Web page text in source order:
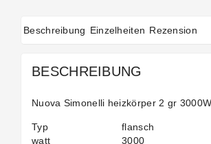
Beschreibung Einzelheiten Rezension
BESCHREIBUNG
Nuova Simonelli heizkörper 2 gr
Typ
flansch
watt
3000